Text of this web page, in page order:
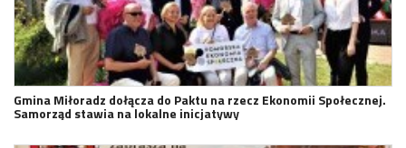
Gmina Miłoradz dołącza do Paktu na rzecz Ekonomii Społecznej.
Samorząd stawia na lokalne inicjatywy